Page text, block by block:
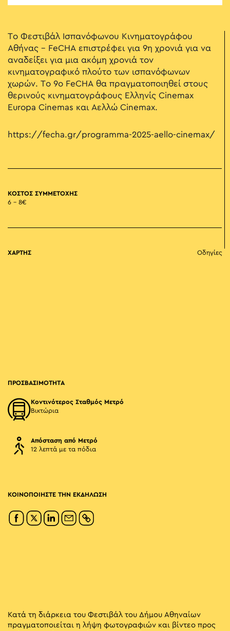
Το Φεστιβάλ Ισπανόφωνου Κινηματογράφου
Αθήνας – FeCHA επιστρέφει για 9η χρονιά για να
αναδείξει για μια ακόμη χρονιά τον
κινηματογραφικό πλούτο των ισπανόφωνων
χωρών. Το 9ο FeCHA θα πραγματοποιηθεί στους
θερινούς κινηματογράφους Ελληνίς Cinemax
Europa Cinemas και Αελλώ Cinemax.
https://fecha.gr/programma-2025-aello-cinemax/
ΚΟΣΤΟΣ ΣΥΜΜΕΤΟΧΗΣ
6 – 8€
ΧΑΡΤΗΣ Οδηγίες
ΠΡΟΣΒΑΣΙΜΟΤΗΤΑ
Κοντινότερος Σταθμός Μετρό
Βικτώρια
Απόσταση από Μετρό
12 λεπτά με τα πόδια
ΚΟΙΝΟΠΟΙΗΣΤΕ ΤΗΝ ΕΚΔΗΛΩΣΗ
Κατά τη διάρκεια του Φεστιβάλ του Δήμου Αθηναίων
πραγματοποιείται η λήψη φωτογραφιών και βίντεο προς